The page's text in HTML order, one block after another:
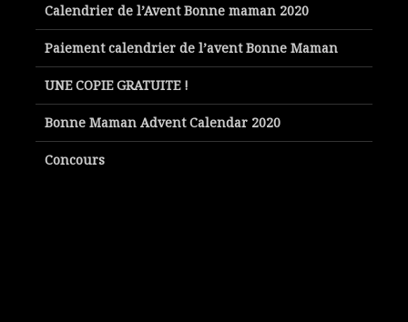
Calendrier de l’Avent Bonne maman 2020
Paiement calendrier de l’avent Bonne Maman
UNE COPIE GRATUITE !
Bonne Maman Advent Calendar 2020
Concours